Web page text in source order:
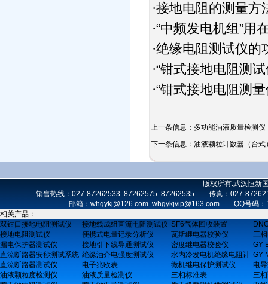
·接地电阻的测量方
·“中频发电机组”用
·绝缘电阻测试仪
·“钳式接地电阻测
·“钳式接地电阻测
上一条信息： 多功能油液质量检测
下一条信息：油液颗粒计数器（台
版权所有:武汉恒新
销售热线：027-87262533 87262575 87262535 传真：027-
邮箱：whgykj@126.com whgykjvip@163.com QQ号码
相关产品：
双钳口接地电阻测试仪
接地线成组直流电阻测试仪 SF6气体回收装置
接地电阻测试仪
便携式电量记录分析仪 瓦斯继电器校验仪
三
漏电保护器测试仪
接地引下线导通测试仪 密度继电器校验仪
GY-
直流断路器安秒测试系统 绝缘油介电强度测试仪 水内冷发电机绝缘电阻计 GY-
直流断路器测试仪
电子兆欧表 微机继电保护测试仪
电
油液颗粒度检测仪
油液质量检测仪 三相标准表
三